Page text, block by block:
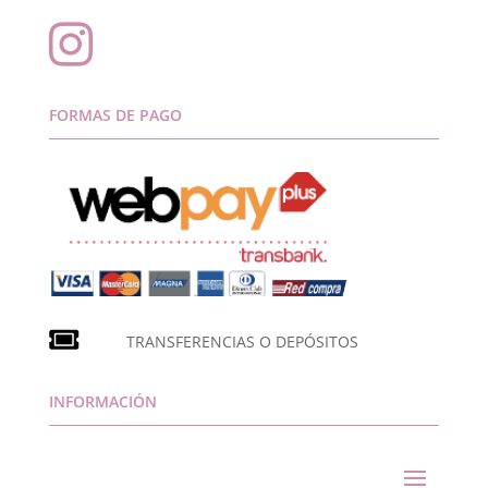

FORMAS DE PAGO
TRANSFERENCIAS O DEPÓSITOS
INFORMACIÓN